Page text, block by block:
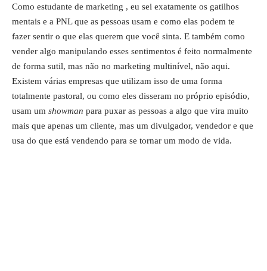
Como estudante de marketing , eu sei exatamente os gatilhos
mentais e a PNL que as pessoas usam e como elas podem te
fazer sentir o que elas querem que você sinta. E também como
vender algo manipulando esses sentimentos é feito normalmente
de forma sutil, mas não no marketing multinível, não aqui.
Existem várias empresas que utilizam isso de uma forma
totalmente pastoral, ou como eles disseram no próprio episódio,
usam um showman para puxar as pessoas a algo que vira muito
mais que apenas um cliente, mas um divulgador, vendedor e que
usa do que está vendendo para se tornar um modo de vida.